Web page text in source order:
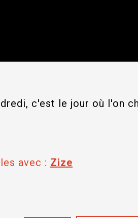
c'est le jour où l'on
avec : Zize